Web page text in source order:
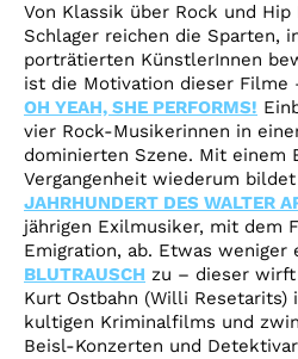
Von Klassik über Rock und
Schlager reichen die Sparten,
porträtierten KünstlerInnen
ist die Motivation dieser Filme
OH YEAH, SHE PERFORMS!
vier Rock-Musikerinnen in
dominierten Szene. Mit einem
Vergangenheit wiederum bildet
JAHRHUNDERT DES WALTER
jährigen Exilmusiker, mit dem
Emigration, ab. Etwas weniger
BLUTRAUSCH zu – dieser wirft
Kurt Ostbahn (Willi Resetarits)
kultigen Kriminalfilms und
Beisl-Konzerten und